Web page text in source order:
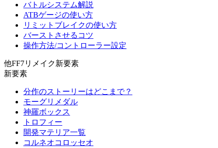
バトルシステム解説
ATBゲージの使い方
リミットブレイクの使い方
バーストさせるコツ
操作方法/コントローラー設定
他FF7リメイク新要素
新要素
分作のストーリーはどこまで？
モーグリメダル
神羅ボックス
トロフィー
開発マテリア一覧
コルネオコロッセオ